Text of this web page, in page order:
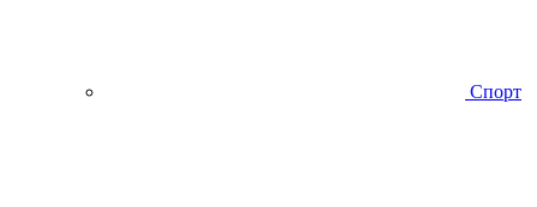
Спорт